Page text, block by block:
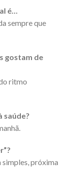
é…
sempre que
gostam de
ritmo
saúde?
próxima